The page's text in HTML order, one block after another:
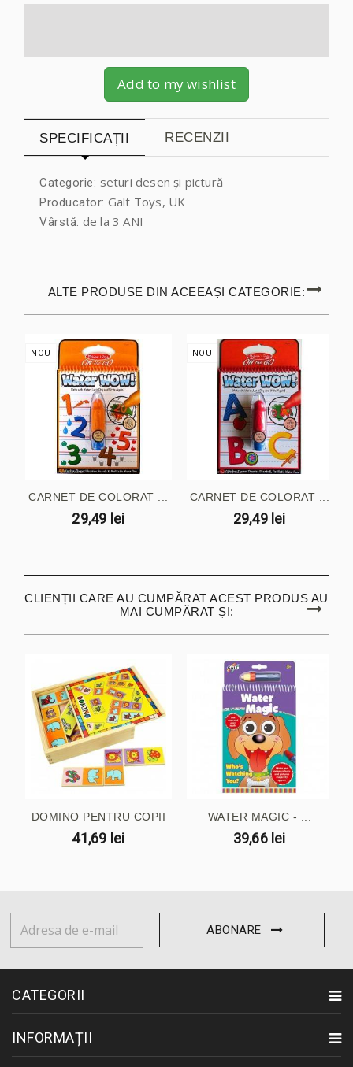
Add to my wishlist
SPECIFICAȚII RECENZII
Categorie: seturi desen și pictură
Producator: Galt Toys, UK
Vârstă: de la 3 ANI
ALTE PRODUSE DIN ACEEAȘI CATEGORIE:
NOU
CARNET DE COLORAT ...
29,49 lei
NOU
CARNET DE COLORAT ...
29,49 lei
CLIENȚII CARE AU CUMPĂRAT ACEST PRODUS AU
MAI CUMPĂRAT ȘI:
DOMINO PENTRU COPII
41,69 lei
WATER MAGIC - ...
39,66 lei
ABONARE
CATEGORII
INFORMAȚII